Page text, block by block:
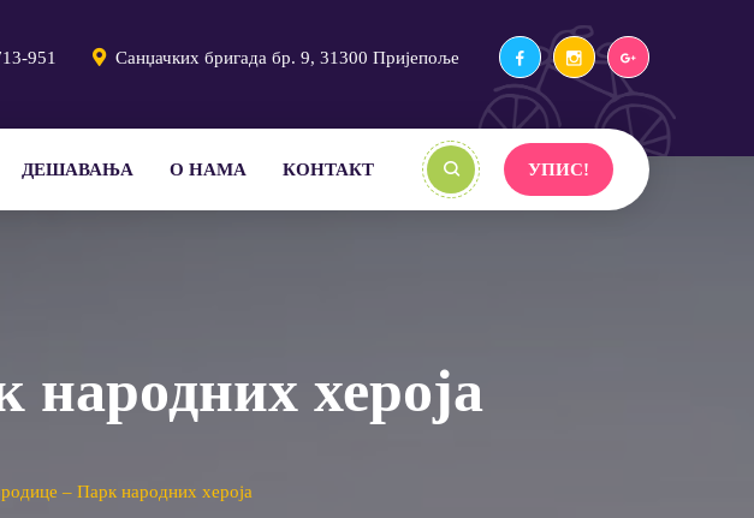
951 Санџачких бригада бр. 9, 31300 Пријепоље
ДЕШАВАЊА О НАМА КОНТАКТ УПИС!
хероја
– Парк народних хероја